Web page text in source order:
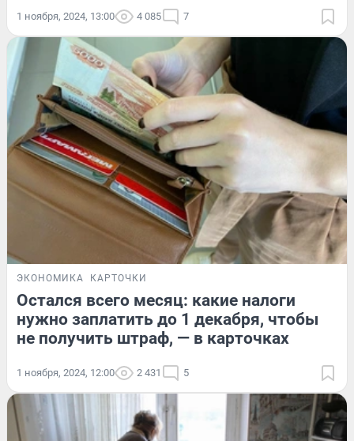
1 ноября, 2024, 13:00 4 085 7
ЭКОНОМИКА КАРТОЧКИ
Остался всего месяц: какие налоги
нужно заплатить до 1 декабря, чтобы
не получить штраф, — в карточках
1 ноября, 2024, 12:00 2 431 5